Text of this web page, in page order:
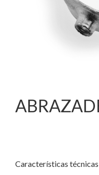
Características técnicas